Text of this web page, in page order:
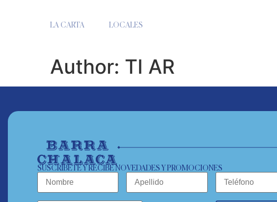
LA CARTA LOCALES
Author: TI AR
SUSCRÍBETE Y RECIBE NOVEDADES Y PROMOCIONES